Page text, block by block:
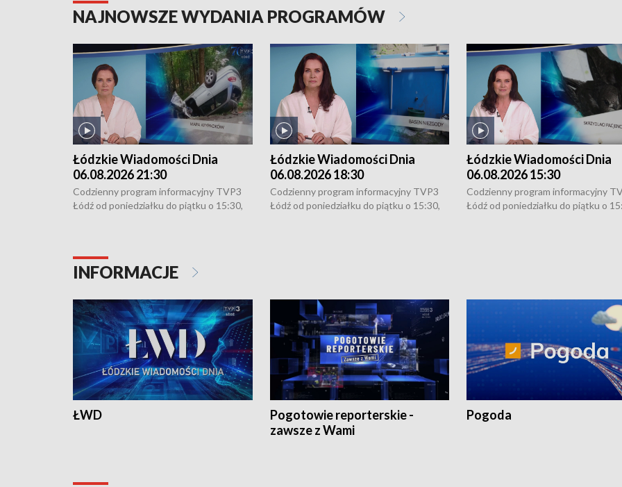
NAJNOWSZE WYDANIA PROGRAMÓW
Łódzkie Wiadomości Dnia
06.08.2026 21:30
Codzienny program informacyjny TVP3
Łódź od poniedziałku do piątku o 15:30,
Łódzkie Wiadomości Dnia
06.08.2026 18:30
Codzienny program informacyjny TVP3
Łódź od poniedziałku do piątku o 15:30,
Łódzkie Wiadomości Dnia
06.08.2026 15:30
Codzienny program informacyjny
Łódź od poniedziałku do piątku o
INFORMACJE
ŁWD
Pogotowie reporterskie -
zawsze z Wami
Pogoda